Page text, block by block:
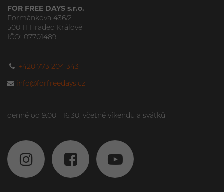
FOR FREE DAYS s.r.o.
Formánkova 436/2
500 11 Hradec Králové
IČO: 07701489
+420 773 204 343
info@forfreedays.cz
denně od 9:00 - 16:30, včetně víkendů a svátků